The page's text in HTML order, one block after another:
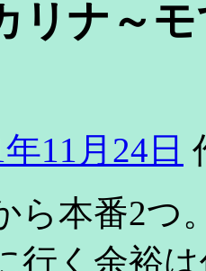
リナ～
11月24日
ら本番2つ
行く余裕